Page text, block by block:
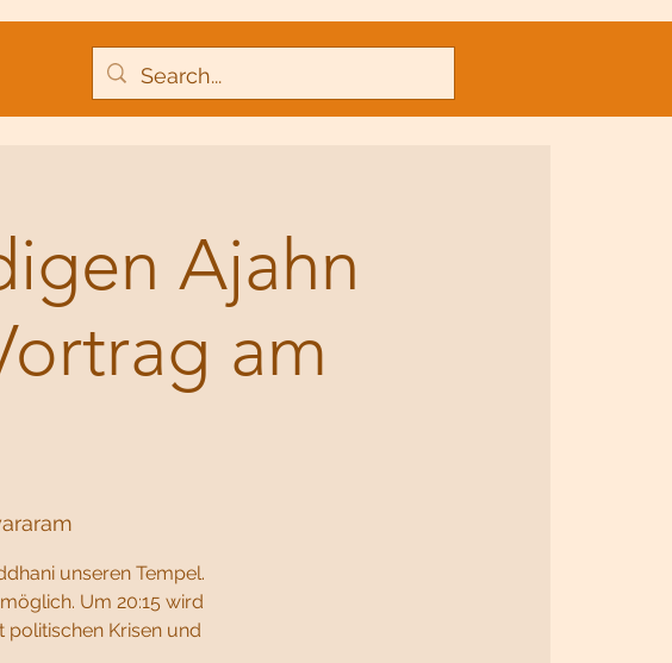
Ajahn
am
unseren Tempel.
Um 20:15 wird
politischen Krisen und